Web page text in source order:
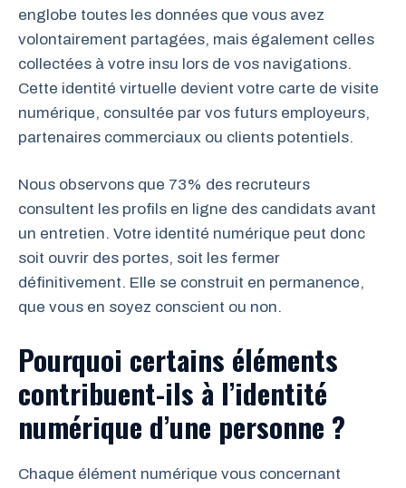
englobe toutes les données que vous avez
volontairement partagées, mais également celles
collectées à votre insu lors de vos navigations.
Cette identité virtuelle devient votre carte de visite
numérique, consultée par vos futurs employeurs,
partenaires commerciaux ou clients potentiels.
Nous observons que 73% des recruteurs
consultent les profils en ligne des candidats avant
un entretien. Votre identité numérique peut donc
soit ouvrir des portes, soit les fermer
définitivement. Elle se construit en permanence,
que vous en soyez conscient ou non.
Pourquoi certains éléments
contribuent-ils à l’identité
numérique d’une personne ?
Chaque élément numérique vous concernant